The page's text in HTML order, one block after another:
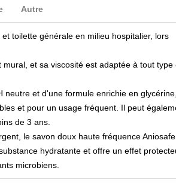
toilette générale en milieu hospitalier, lors
mural, et sa viscosité est adaptée à tout type
neutre et d'une formule enrichie en
et pour un usage fréquent. Il peut
de 3 ans.
le savon doux haute fréquence
hydratante et offre un effet
microbiens.
Autre